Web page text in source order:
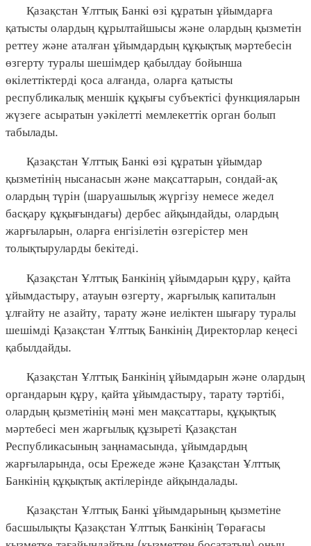
Қазақстан Ұлттық Банкі өзі құратын ұйымдарға
қатысты олардың құрылтайшысы және олардың қызметін
реттеу және аталған ұйымдардың құқықтық мәртебесін
өзгерту туралы шешімдер қабылдау бойынша
өкілеттіктерді қоса алғанда, оларға қатысты
республикалық меншік құқығы субъектісі функцияларын
жүзеге асыратын уәкілетті мемлекеттік орган болып
табылады.
Қазақстан Ұлттық Банкі өзі құратын ұйымдар
қызметінің нысанасын және мақсаттарын, сондай-ақ
олардың түрін (шаруашылық жүргізу немесе жедел
басқару құқығындағы) дербес айқындайды, олардың
жарғыларын, оларға енгізілетін өзгерістер мен
толықтыруларды бекітеді.
Қазақстан Ұлттық Банкінің ұйымдарын құру, қайта
ұйымдастыру, атауын өзгерту, жарғылық капиталын
ұлғайту не азайту, тарату және иеліктен шығару туралы
шешімді Қазақстан Ұлттық Банкінің Директорлар кеңесі
қабылдайды.
Қазақстан Ұлттық Банкінің ұйымдарын және олардың
органдарын құру, қайта ұйымдастыру, тарату тәртібі,
олардың қызметінің мәні мен мақсаттары, құқықтық
мәртебесі мен жарғылық құзыреті Қазақстан
Республикасының заңнамасында, ұйымдардың
жарғыларында, осы Ережеде және Қазақстан Ұлттық
Банкінің құқықтық актілерінде айқындалады.
Қазақстан Ұлттық Банкі ұйымдарының қызметіне
басшылықты Қазақстан Ұлттық Банкінің Төрағасы